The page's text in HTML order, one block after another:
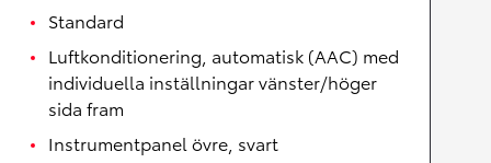
Standard
Luftkonditionering, automatisk (AAC) med
individuella inställningar vänster/höger
sida fram
Instrumentpanel övre, svart